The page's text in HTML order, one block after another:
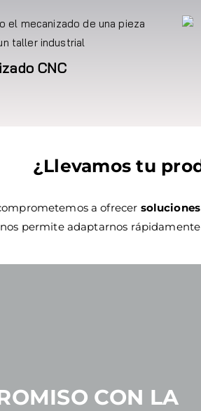
CNC
¿Llevamos tu
a ofrecer
permite adaptarnos
CON LA